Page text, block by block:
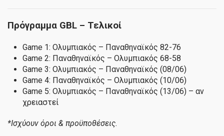
Πρόγραμμα GBL – Τελικοί
Game 1: Ολυμπιακός – Παναθηναϊκός 82-76
Game 2: Παναθηναϊκός – Ολυμπιακός 68-58
Game 3: Ολυμπιακός – Παναθηναϊκός (08/06)
Game 4: Παναθηναϊκός – Ολυμπιακός (10/06)
Game 5: Ολυμπιακός – Παναθηναϊκός (13/06) – αν
χρειαστεί
*Ισχύουν όροι & προϋποθέσεις.